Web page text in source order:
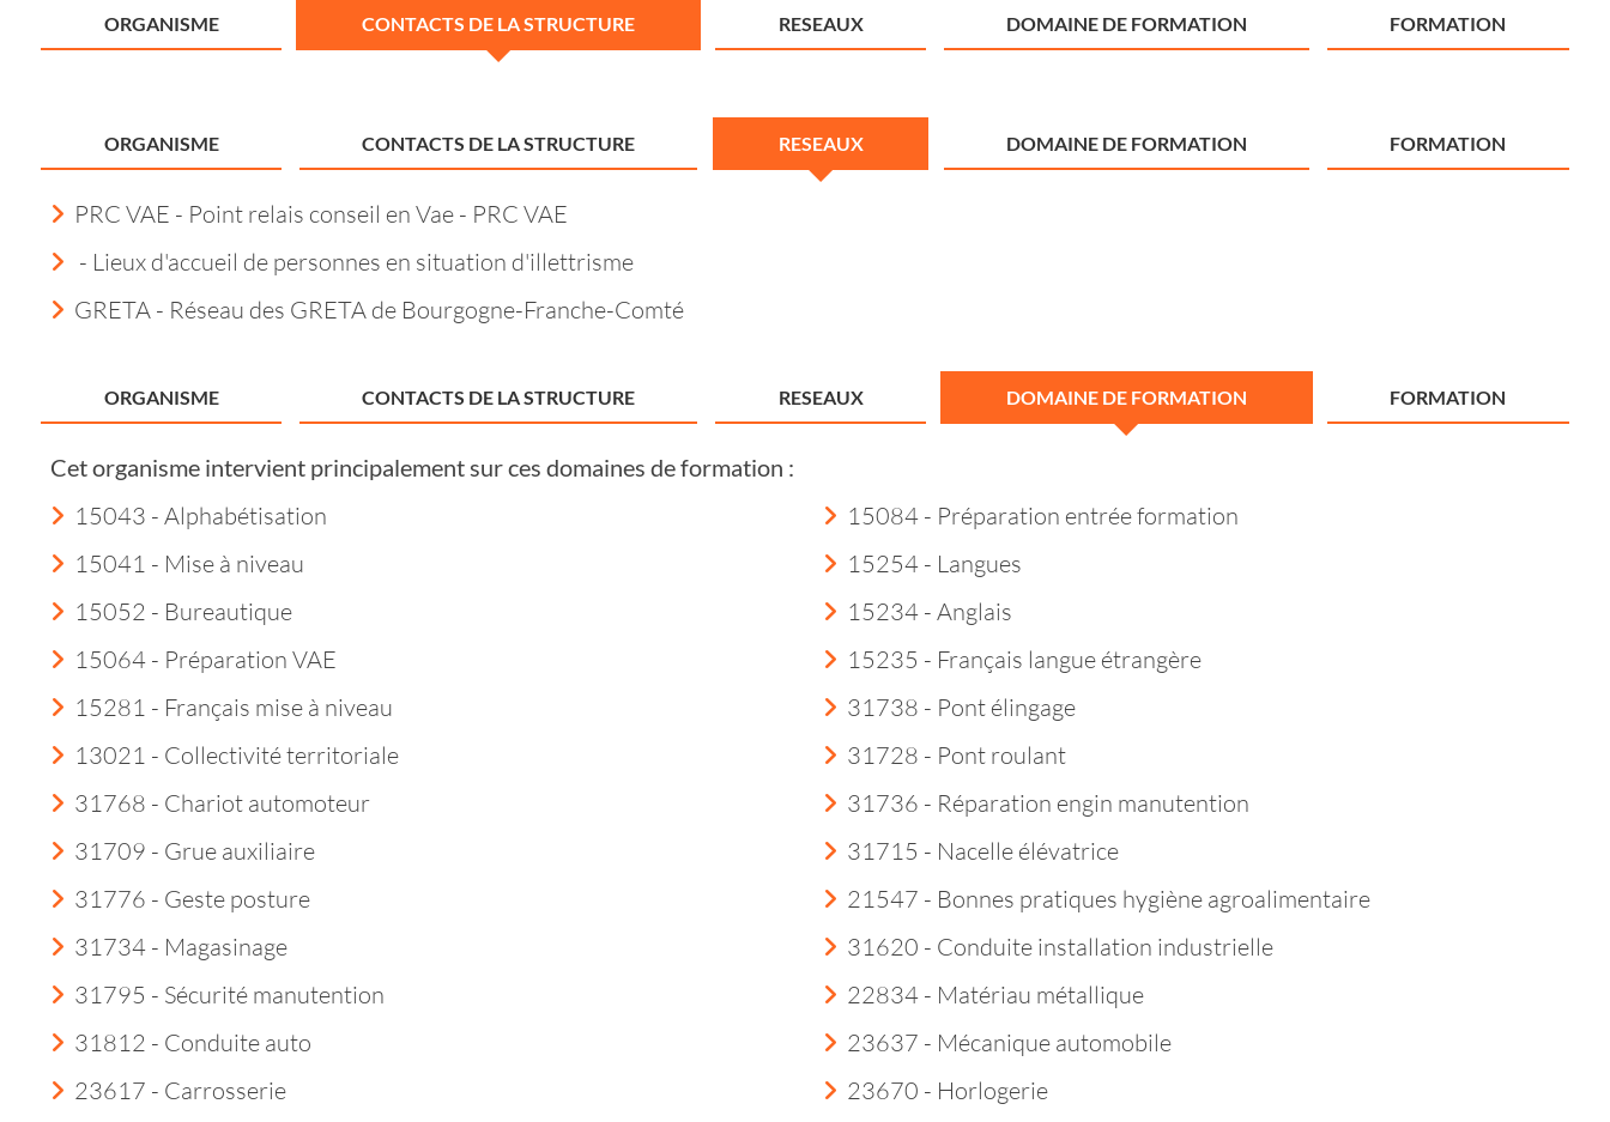
ORGANISME CONTACTS DE LA STRUCTURE RESEAUX DOMAINE DE FORMATION FORMATION
ORGANISME CONTACTS DE LA STRUCTURE RESEAUX DOMAINE DE FORMATION FORMATION
PRC VAE - Point relais conseil en Vae - PRC VAE
- Lieux d'accueil de personnes en situation d'illettrisme
GRETA - Réseau des GRETA de Bourgogne-Franche-Comté
ORGANISME CONTACTS DE LA STRUCTURE RESEAUX DOMAINE DE FORMATION FORMATION
Cet organisme intervient principalement sur ces domaines de formation :
15043 - Alphabétisation
15041 - Mise à niveau
15052 - Bureautique
15064 - Préparation VAE
15084 - Préparation entrée formation
15254 - Langues
15234 - Anglais
15235 - Français langue étrangère
15281 - Français mise à niveau
13021 - Collectivité territoriale
31768 - Chariot automoteur
31709 - Grue auxiliaire
31738 - Pont élingage
31728 - Pont roulant
31736 - Réparation engin manutention
31715 - Nacelle élévatrice
31776 - Geste posture
31734 - Magasinage
31795 - Sécurité manutention
31812 - Conduite auto
21547 - Bonnes pratiques hygiène agroalimentaire
31620 - Conduite installation industrielle
22834 - Matériau métallique
23637 - Mécanique automobile
23617 - Carrosserie
23670 - Horlogerie